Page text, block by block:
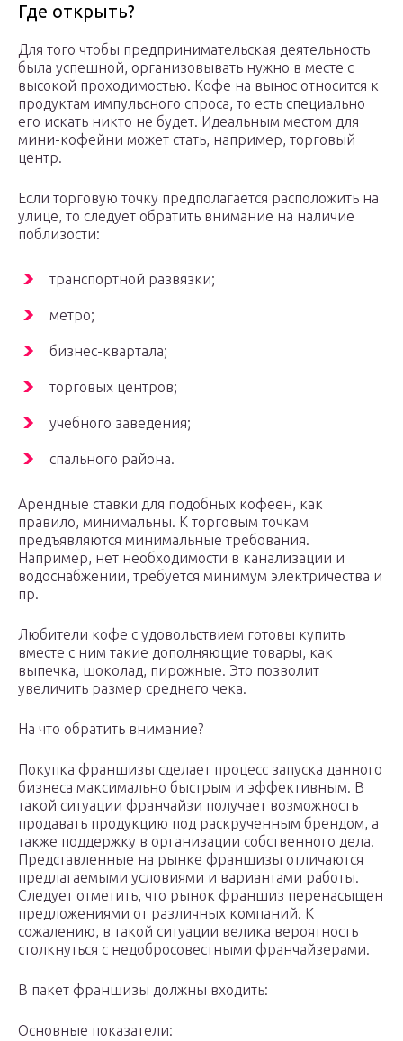
Где открыть?
Для того чтобы предпринимательская деятельность
была успешной, организовывать нужно в месте с
высокой проходимостью. Кофе на вынос относится к
продуктам импульсного спроса, то есть специально
его искать никто не будет. Идеальным местом для
мини-кофейни может стать, например, торговый
центр.
Если торговую точку предполагается расположить на
улице, то следует обратить внимание на наличие
поблизости:
транспортной развязки;
метро;
бизнес-квартала;
торговых центров;
учебного заведения;
спального района.
Арендные ставки для подобных кофеен, как
правило, минимальны. К торговым точкам
предъявляются минимальные требования.
Например, нет необходимости в канализации и
водоснабжении, требуется минимум электричества и
пр.
Любители кофе с удовольствием готовы купить
вместе с ним такие дополняющие товары, как
выпечка, шоколад, пирожные. Это позволит
увеличить размер среднего чека.
На что обратить внимание?
Покупка франшизы сделает процесс запуска данного
бизнеса максимально быстрым и эффективным. В
такой ситуации франчайзи получает возможность
продавать продукцию под раскрученным брендом, а
также поддержку в организации собственного дела.
Представленные на рынке франшизы отличаются
предлагаемыми условиями и вариантами работы.
Следует отметить, что рынок франшиз перенасыщен
предложениями от различных компаний. К
сожалению, в такой ситуации велика вероятность
столкнуться с недобросовестными франчайзерами.
В пакет франшизы должны входить:
Основные показатели: